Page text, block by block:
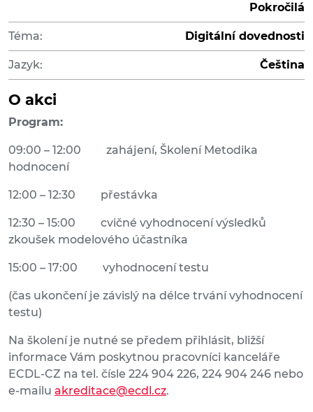
Pokročilá
Téma: Digitální dovednosti
Jazyk: Čeština
O akci
Program:
09:00 – 12:00 zahájení, Školení Metodika
hodnocení
12:00 – 12:30 přestávka
12:30 – 15:00 cvičné vyhodnocení výsledků
zkoušek modelového účastníka
15:00 – 17:00 vyhodnocení testu
(čas ukončení je závislý na délce trvání vyhodnocení
testu)
Na školení je nutné se předem přihlásit, bližší
informace Vám poskytnou pracovníci kanceláře
ECDL-CZ na tel. čísle 224 904 226, 224 904 246 nebo
e-mailu akreditace@ecdl.cz.